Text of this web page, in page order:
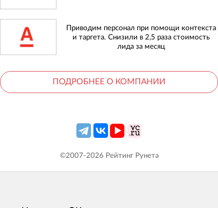
Приводим персонал при помощи контекста
и таргета. Снизили в 2,5 раза стоимость
лида за месяц
ПОДРОБНЕЕ О КОМПАНИИ
©2007-2026 Рейтинг Рунета